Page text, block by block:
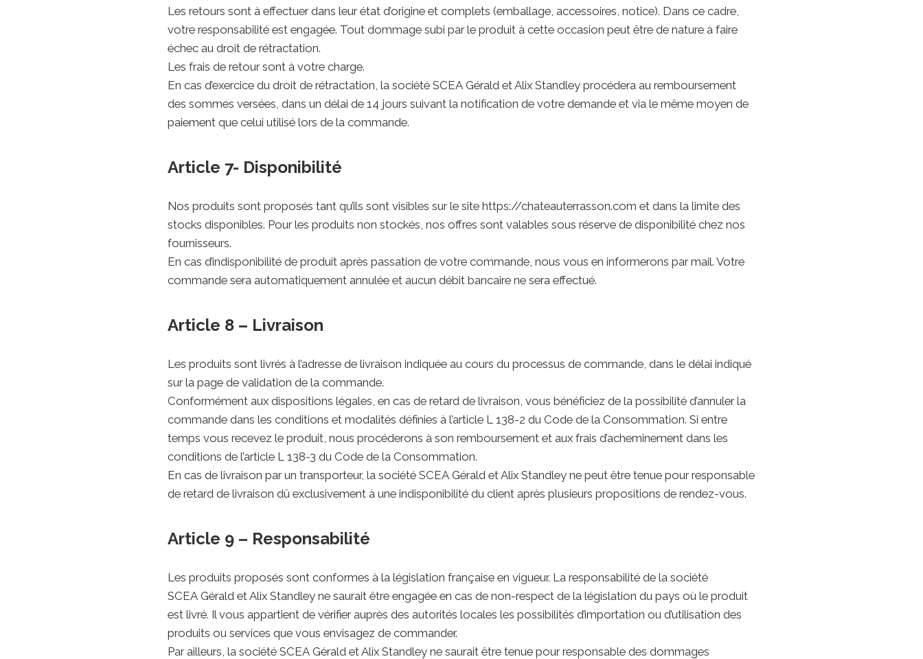
Les retours sont à effectuer dans leur état d’origine et complets (emballage, accessoires, notice). Dans ce cadre,
votre responsabilité est engagée. Tout dommage subi par le produit à cette occasion peut être de nature à faire
échec au droit de rétractation.
Les frais de retour sont à votre charge.
En cas d’exercice du droit de rétractation, la société SCEA Gérald et Alix Standley procédera au remboursement
des sommes versées, dans un délai de 14 jours suivant la notification de votre demande et via le même moyen de
paiement que celui utilisé lors de la commande.
Article 7- Disponibilité
Nos produits sont proposés tant qu’ils sont visibles sur le site https://chateauterrasson.com et dans la limite des
stocks disponibles. Pour les produits non stockés, nos offres sont valables sous réserve de disponibilité chez nos
fournisseurs.
En cas d’indisponibilité de produit après passation de votre commande, nous vous en informerons par mail. Votre
commande sera automatiquement annulée et aucun débit bancaire ne sera effectué.
Article 8 – Livraison
Les produits sont livrés à l’adresse de livraison indiquée au cours du processus de commande, dans le délai indiqué
sur la page de validation de la commande.
Conformément aux dispositions légales, en cas de retard de livraison, vous bénéficiez de la possibilité d’annuler la
commande dans les conditions et modalités définies à l’article L 138-2 du Code de la Consommation. Si entre
temps vous recevez le produit, nous procéderons à son remboursement et aux frais d’acheminement dans les
conditions de l’article L 138-3 du Code de la Consommation.
En cas de livraison par un transporteur, la société SCEA Gérald et Alix Standley ne peut être tenue pour responsable
de retard de livraison dû exclusivement à une indisponibilité du client après plusieurs propositions de rendez-vous.
Article 9 – Responsabilité
Les produits proposés sont conformes à la législation française en vigueur. La responsabilité de la société
SCEA Gérald et Alix Standley ne saurait être engagée en cas de non-respect de la législation du pays où le produit
est livré. Il vous appartient de vérifier auprès des autorités locales les possibilités d’importation ou d’utilisation des
produits ou services que vous envisagez de commander.
Par ailleurs, la société SCEA Gérald et Alix Standley ne saurait être tenue pour responsable des dommages